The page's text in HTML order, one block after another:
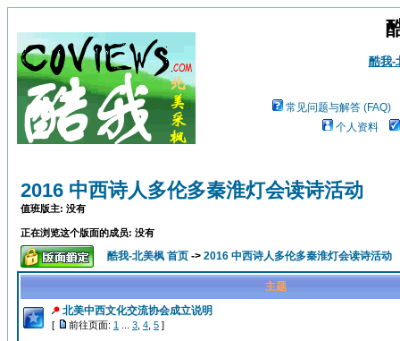
酷我-
常见问题与解答 (FAQ)
个人资料
2016 中西诗人多伦多秦淮灯会读诗活动
值班版主: 没有
正在浏览这个版面的成员: 没有
酷我-北美枫 首页 -> 2016 中西诗人多伦多秦淮灯会读诗活动
主题
北美中西文化交流协会成立说明
[ 前往页面: 1 3 4 5 ]